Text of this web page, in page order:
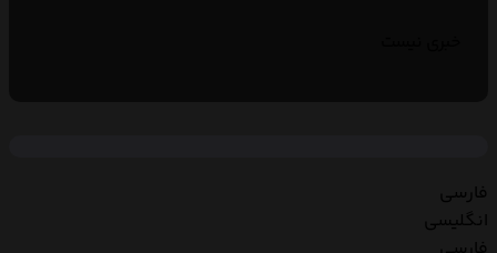
فارسی
انگلیسی